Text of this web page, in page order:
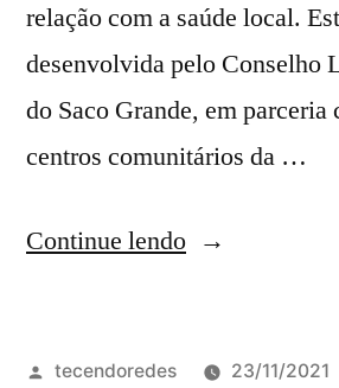
relação com a saúde local.
desenvolvida pelo Conselho
do Saco Grande, em parceria
centros comunitários da …
Continue lendo“Nossos
Publicado
tecendoredes
23/11/2021